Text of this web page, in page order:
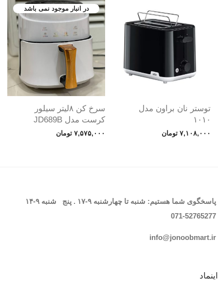
توستر نان براون مدل
۱۰۱۰
۷,۱۰۸,۰۰۰ تومان
سرخ کن ۸لیتر سیلور
کرست مدل JD689B
۷,۵۷۵,۰۰۰ تومان
پاسخگوی شما هستیم: شنبه تا چهارشنبه ۹-۱۷ . پنج شنبه ۹-۱۴
071-52765277
info@jonoobmart.ir
اینماد